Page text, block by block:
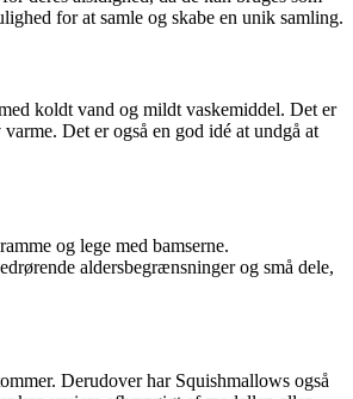
for at samle og skabe en unik samling.
koldt vand og mildt vaskemiddel. Det er
Det er også en god idé at undgå at
og lege med bamserne.
aldersbegrænsninger og små dele,
Derudover har Squishmallows også